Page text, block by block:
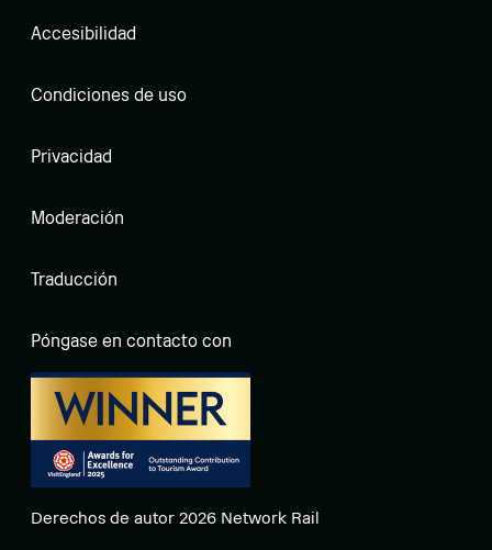
Accesibilidad
Condiciones de uso
Privacidad
Moderación
Traducción
Póngase en contacto con
Derechos de autor 2026 Network Rail